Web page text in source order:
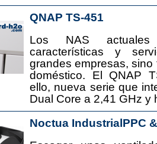
QNAP TS-451
Los NAS
características y
grandes empresas,
doméstico. El QNAP
ello, nueva serie que
Dual Core a 2,41 GHz y
Noctua IndustrialPPC